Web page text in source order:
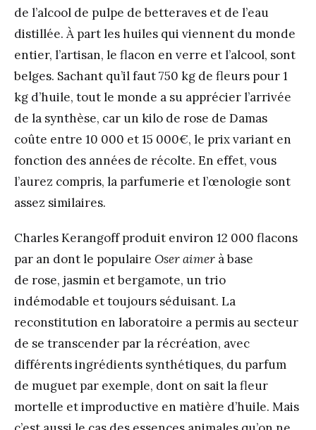
de l’alcool de pulpe de betteraves et de l’eau
distillée. À part les huiles qui viennent du monde
entier, l’artisan, le flacon en verre et l’alcool, sont
belges. Sachant qu’il faut 750 kg de fleurs pour 1
kg d’huile, tout le monde a su apprécier l’arrivée
de la synthèse, car un kilo de rose de Damas
coûte entre 10 000 et 15 000€, le prix variant en
fonction des années de récolte. En effet, vous
l’aurez compris, la parfumerie et l’œnologie sont
assez similaires.
Charles Kerangoff produit environ 12 000 flacons
par an dont le populaire Oser aimer à base
de rose, jasmin et bergamote, un trio
indémodable et toujours séduisant. La
reconstitution en laboratoire a permis au secteur
de se transcender par la récréation, avec
différents ingrédients synthétiques, du parfum
de muguet par exemple, dont on sait la fleur
mortelle et improductive en matière d’huile. Mais